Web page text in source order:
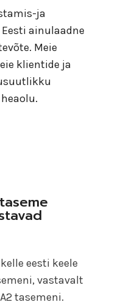
ja
ainulaadne
Meie
klientide ja
eesti keele
vastavalt
tasemeni.